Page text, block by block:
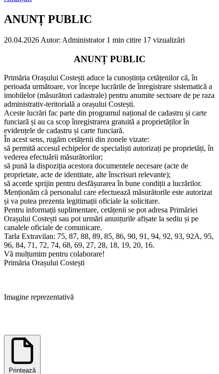
ANUNȚ PUBLIC
20.04.2026 Autor: Administrator 1 min citire 17 vizualizări
ANUNȚ PUBLIC
Primăria Orașului Costești aduce la cunoștința cetățenilor că, în
perioada următoare, vor începe lucrările de înregistrare sistematică a
imobilelor (măsurători cadastrale) pentru anumite sectoare de pe raza
administrativ-teritorială a orașului Costești.
Aceste lucrări fac parte din programul național de cadastru și carte
funciară și au ca scop înregistrarea gratuită a proprietăților în
evidențele de cadastru și carte funciară.
În acest sens, rugăm cetățenii din zonele vizate:
să permită accesul echipelor de specialiști autorizați pe proprietăți, în
vederea efectuării măsurătorilor;
să pună la dispoziția acestora documentele necesare (acte de
proprietate, acte de identitate, alte înscrisuri relevante);
să acorde sprijin pentru desfășurarea în bune condiții a lucrărilor.
Menționăm că personalul care efectuează măsurătorile este autorizat
și va putea prezenta legitimații oficiale la solicitare.
Pentru informații suplimentare, cetățenii se pot adresa Primăriei
Orașului Costești sau pot urmări anunțurile afișate la sediu și pe
canalele oficiale de comunicare.
Tarla Extravilan: 75, 87, 88, 89, 85, 86, 90, 91, 94, 92, 93, 92A, 95,
96, 84, 71, 72, 74, 68, 69, 27, 28, 18, 19, 20, 16.
Vă mulțumim pentru colaborare!
Primăria Orașului Costești
Imagine reprezentativă
Printează